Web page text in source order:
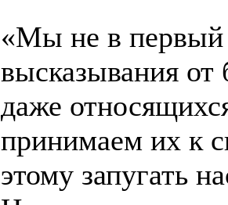
«Мы не в
высказывания от
даже
принимаем их к
этому запугать